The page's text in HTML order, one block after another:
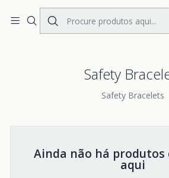
Portes Gratis Portugal e
Início ACCESSORIES UNISEX
Safety
Safety Bracelets
Ainda não há produtos
aqui